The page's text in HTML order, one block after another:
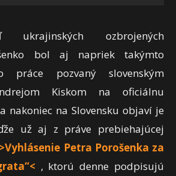
ukrajinských ozbrojených
bol aj napriek takýmto
práce pozvaný slovenským
Kiskom na oficiálnu
nakoniec na Slovensku objaví je
už aj z práve prebiehajúcej
>Vyhlásenie Petra Porošenka za
, ktorú denne podpisujú